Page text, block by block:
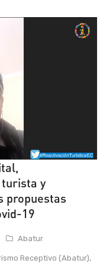
y
propuestas
19
Abatur
Receptivo (Abatur),